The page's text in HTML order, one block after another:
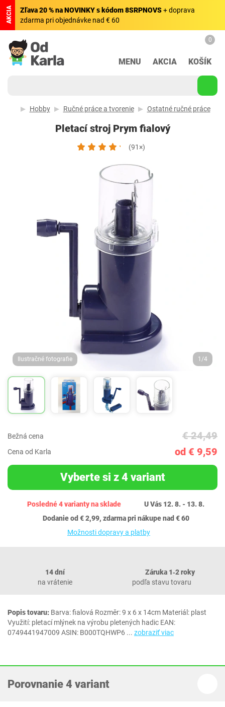
AKCIA Zľava 20 % na NOVINKY s kódom 8SRPNOVS+ doprava
zdarma pri objednávke nad € 60
MENU AKCIA
0
KOŠÍK
Hobby Ručné práce a tvorenie Ostatné ručné práce
Pletací stroj Prym fialový
(91×)
Ilustračné fotografie 1/4
Bežná cena € 24,49
Cena od Karla od € 9,59
Vyberte si z 4 variant
Posledné 4 varianty na sklade
U Vás 12. 8. - 13. 8.
Dodanie od € 2,99, zdarma pri nákupe nad € 60
Možnosti dopravy a platby
14 dní
na vrátenie
Záruka 1‐2 roky
podľa stavu tovaru
Popis tovaru: Barva: fialová Rozměr: 9 x 6 x 14cm Materiál: plast
Využití: pletací mlýnek na výrobu pletených hadic EAN:
0749441947009 ASIN: B000TQHWP6 ... zobraziť viac
Porovnanie 4 variant